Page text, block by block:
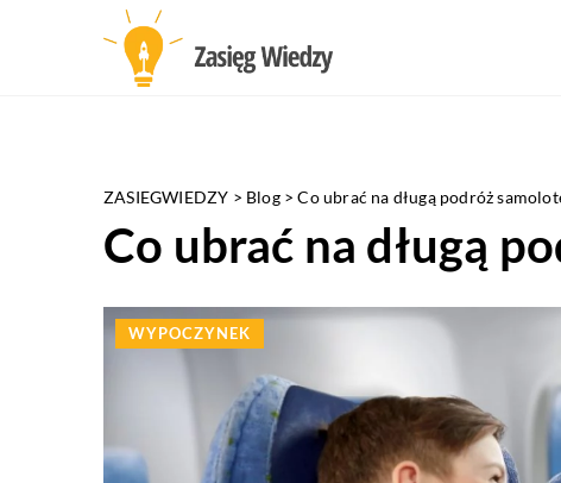
ZASIEGWIEDZY > Blog>Co ubrać na długą podróż
Co ubrać na długą
WYPOCZYNEK